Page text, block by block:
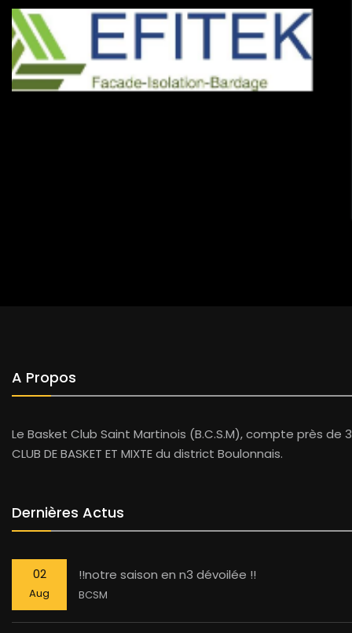
A Propos
Le Basket Club Saint Martinois (B.C.S.M), compte près de
CLUB DE BASKET ET MIXTE du district Boulonnais.
Dernières Actus
02
Aug
!!notre saison en n3 dévoilée !!
BCSM